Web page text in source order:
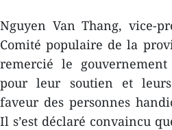
Nguyen Van Thang, vice-
Comité populaire de la
remercié le
pour leur soutien et
faveur des personnes
Il s’est déclaré convaincu